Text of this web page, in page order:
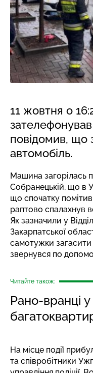
11 жовтня о
зателефонував
повідомив, що
автомобіль.
Машина загорілась
Собранецькій, що в
що спочатку помітив
раптово спалахнув
Як зазначили у
Закарпатської
самотужки
звернувся по
Читайте також:
Рано-вранці
На місце події
та співробітники